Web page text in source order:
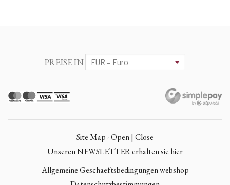
PREISE IN
Site Map - Open | Close
Unseren NEWSLETTER erhalten sie hier
Allgemeine Geschaeftsbedingungen webshop